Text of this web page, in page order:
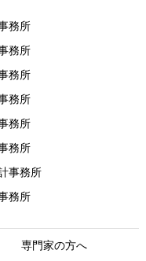
務所
務所
務所
務所
務所
務所
事務所
務所
専門家の方へ